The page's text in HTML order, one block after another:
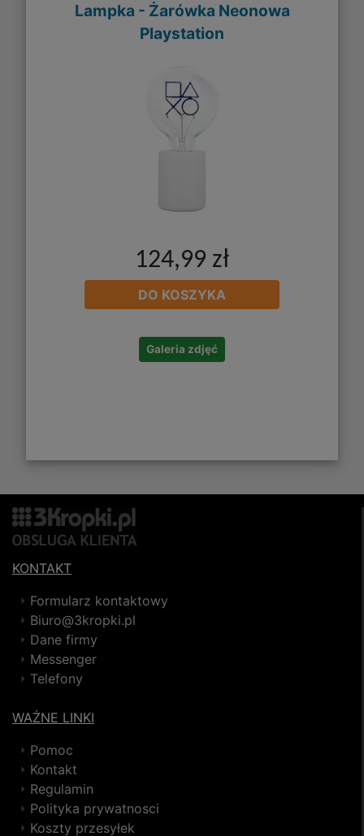
Lampka - Żarówka Neonowa
Playstation
124,99 zł
DO KOSZYKA
Galeria zdjęć
KONTAKT
Formularz kontaktowy
Biuro@3kropki.pl
Dane firmy
Messenger
Telefony
WAŻNE LINKI
Pomoc
Kontakt
Regulamin
Polityka prywatnosci
Koszty przesyłek